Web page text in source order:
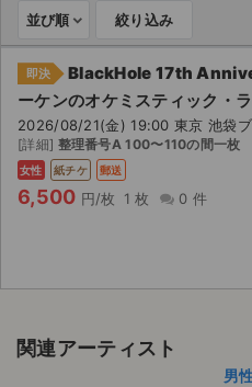
取扱チケット
ライブ・コンサート（国内）
ライブ・コンサート（海外）
イベント
並び順 絞り込み
即決
BlackHole 17th
ーケンのオケミスティック・
2026/08/21(金) 19:00 東京 池袋ブ
[詳細] 整理番号A 100〜110の間一枚
女性 紙チケ 郵送
6,500 円/枚 1 枚 0 件
関連アーティスト
男